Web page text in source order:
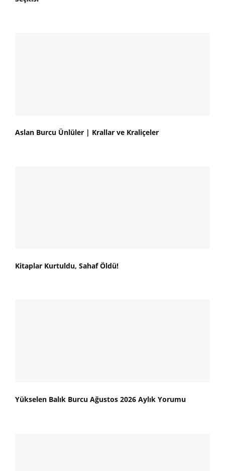
Aslan Burcu Ünlüler | Krallar ve Kraliçeler
Kitaplar Kurtuldu, Sahaf Öldü!
Yükselen Balık Burcu Ağustos 2026 Aylık Yorumu